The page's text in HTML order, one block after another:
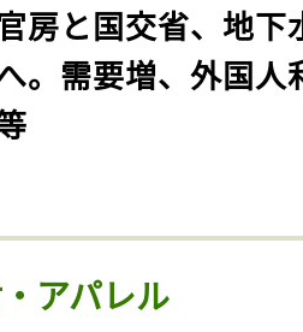
房と国交省、地下
。需要増、外国人
アパレル